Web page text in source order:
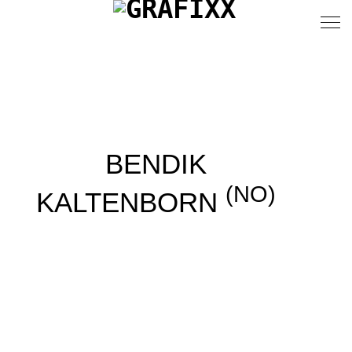
BENDIK
KALTENBORN (NO)